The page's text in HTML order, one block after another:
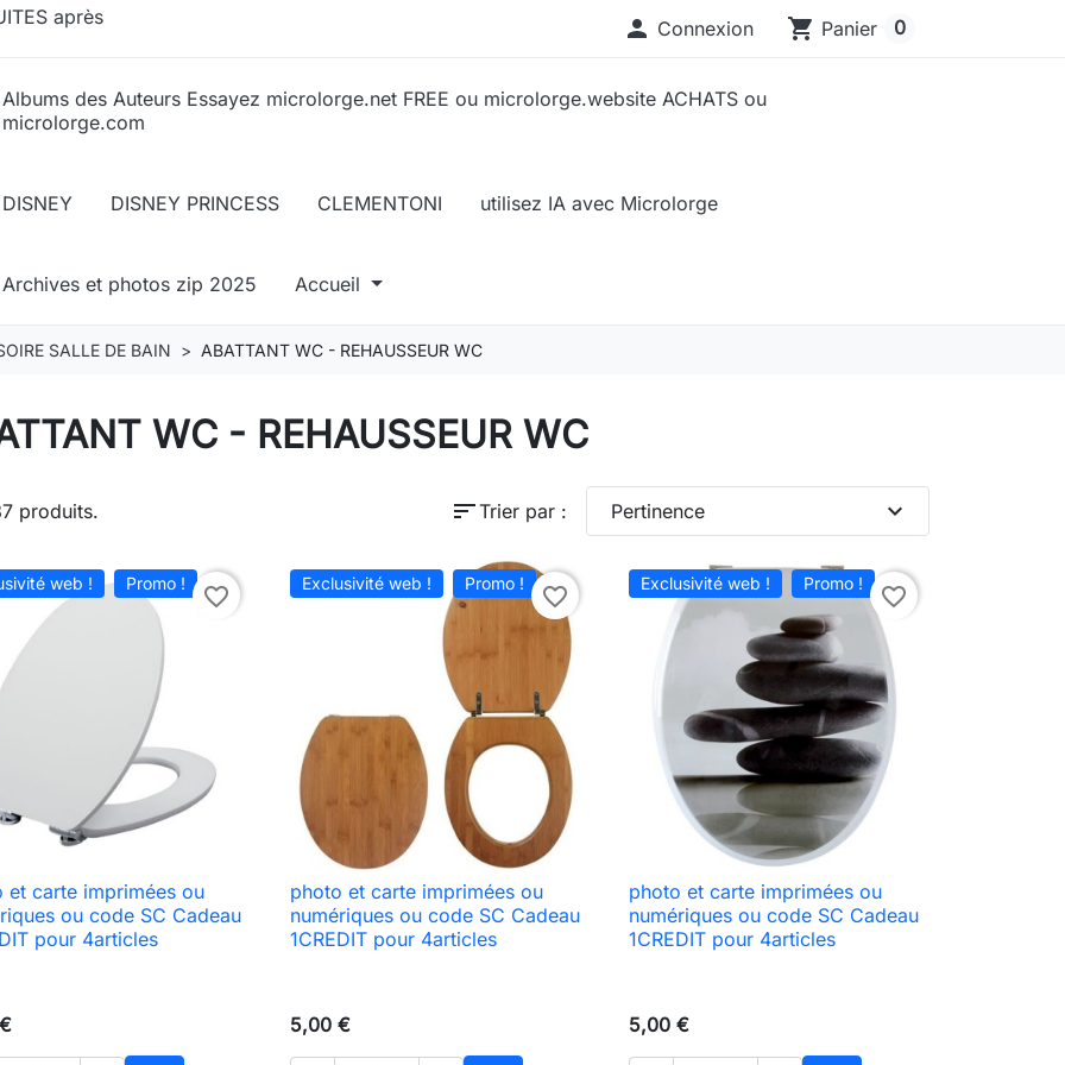
après
 Connexion shopping_cart Panier 0
Albums des Auteurs Essayez microlorge.net FREE ou microlorge.website ACHATS ou
microlorge.com
DISNEY DISNEY PRINCESS CLEMENTONI utilisez IA avec Microlorge
Archives et photos zip 2025 Accueil
SALLE DE BAIN ABATTANT WC - REHAUSSEUR WC
WC - REHAUSSEUR WC
produits. sortTrier par : Pertinence expand_more
web ! Promo ! favorite_border
 Aperçu rapide
et carte imprimées ou
ou code SC Cadeau
pour 4articles
Exclusivité web ! Promo ! favorite_border
 Aperçu rapide
photo et carte imprimées ou
numériques ou code SC Cadeau
1CREDIT pour 4articles
5,00 €
Exclusivité web ! Promo ! favorite_border
 Aperçu rapide
photo et carte imprimées ou
numériques ou code SC Cadeau
1CREDIT pour 4articles
5,00 €